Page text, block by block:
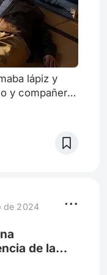
lápiz y
y compañero
(a los
hermoso
la
ti
de 2024
de la